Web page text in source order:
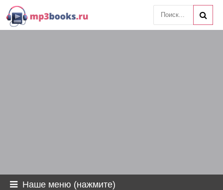
Наше меню (нажмите)